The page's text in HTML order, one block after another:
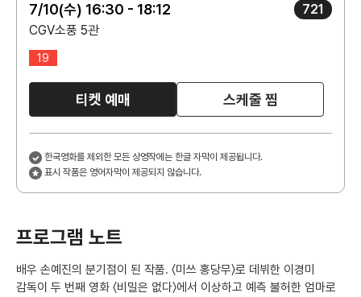
7/10(수) 16:30 - 18:12
721
CGV소풍 5관
19
티켓 예매 스케줄 찜
한국영화를 제외한 모든 상영작에는 한글 자막이 제공됩니다.
표시 작품은 영어자막이 제공되지 않습니다.
프로그램 노트
배우 손예진의 분기점이 된 작품. 〈미쓰 홍당무〉로 데뷔한 이경미
감독이 두 번째 영화 〈비밀은 없다〉에서 이상하고 예측 불허한 엄마로